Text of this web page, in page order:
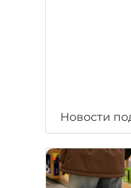
Новости